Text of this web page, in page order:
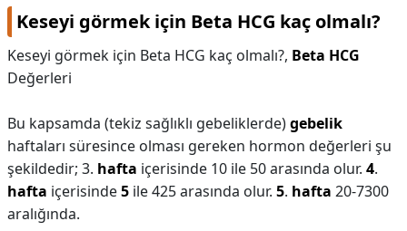
Keseyi görmek için Beta HCG kaç olmalı?
Keseyi görmek için Beta HCG kaç olmalı?, Beta HCG
Değerleri
Bu kapsamda (tekiz sağlıklı gebeliklerde)gebelik
haftaları süresince olması gereken hormon değerleri şu
şekildedir; 3. hafta içerisinde 10 ile 50 arasında olur. 4.
hafta içerisinde5 ile 425 arasında olur. 5. hafta 20-7300
aralığında.